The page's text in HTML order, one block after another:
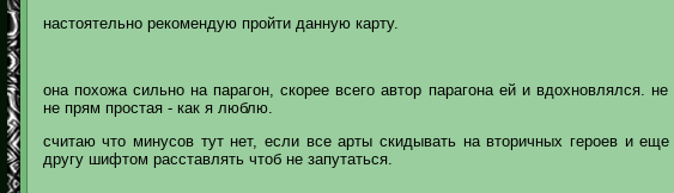
настоятельно рекомендую пройти данную карту.
она похожа сильно на парагон, скорее всего автор парагона ей и вдохновлялся.
не прям простая - как я люблю.
считаю что минусов тут нет, если все арты скидывать на вторичных героев и еще
другу шифтом расставлять чтоб не запутаться.